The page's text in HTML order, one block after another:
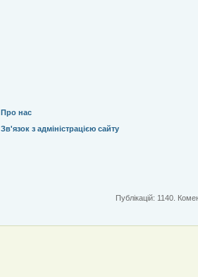
Про нас
Зв'язок з адміністрацією сайту
Публікацій: 1140.